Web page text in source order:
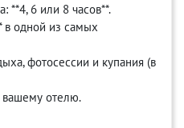
**4, 6 или 8 часов**.
в одной из самых
фотосессии и купания (в
вашему отелю.